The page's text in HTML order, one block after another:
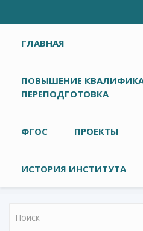
Главное меню
ГЛАВНАЯ
ПОВЫШЕНИЕ
ПЕРЕПОДГОТОВКА
ФГОС ПРОЕКТЫ
ИСТОРИЯ ИНСТИТУТА
Форма поиска